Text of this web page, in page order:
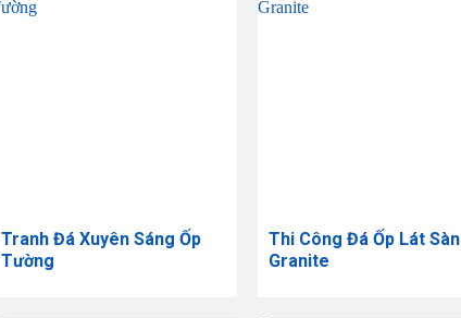
​Tranh Đá Xuyên Sáng Ốp
Tường
Thi Công Đá Ốp Lát Sàn
Granite